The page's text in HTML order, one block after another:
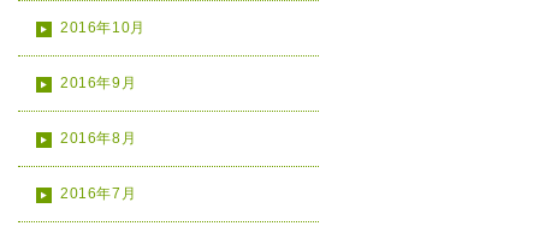
2016年10月
2016年9月
2016年8月
2016年7月